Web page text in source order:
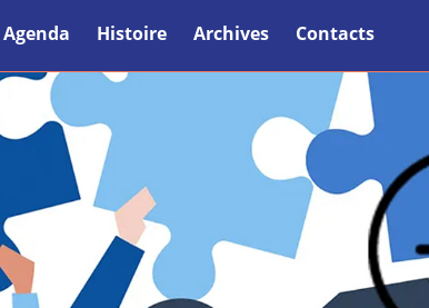
Agenda Histoire Archives Contacts